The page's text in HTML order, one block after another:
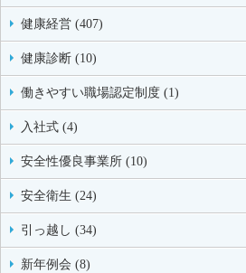
健康経営 (407)
健康診断 (10)
働きやすい職場認定制度 (1)
入社式 (4)
安全性優良事業所 (10)
安全衛生 (24)
引っ越し (34)
新年例会 (8)